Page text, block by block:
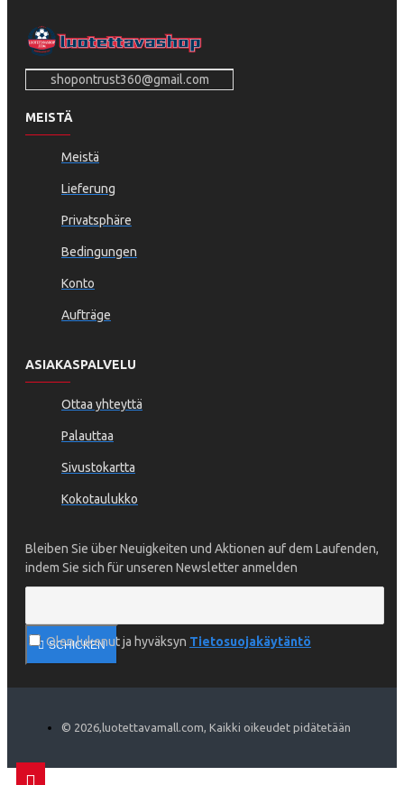
shopontrust360@gmail.com
MEISTÄ
Meistä
Lieferung
Privatsphäre
Bedingungen
Konto
Aufträge
ASIAKASPALVELU
Ottaa yhteyttä
Palauttaa
Sivustokartta
Kokotaulukko
Bleiben Sie über Neuigkeiten und Aktionen auf dem Laufenden,
indem Sie sich für unseren Newsletter anmelden
SCHICKEN
Olen lukenut ja hyväksyn Tietosuojakäytäntö
© 2026,luotettavamall.com, Kaikki oikeudet pidätetään